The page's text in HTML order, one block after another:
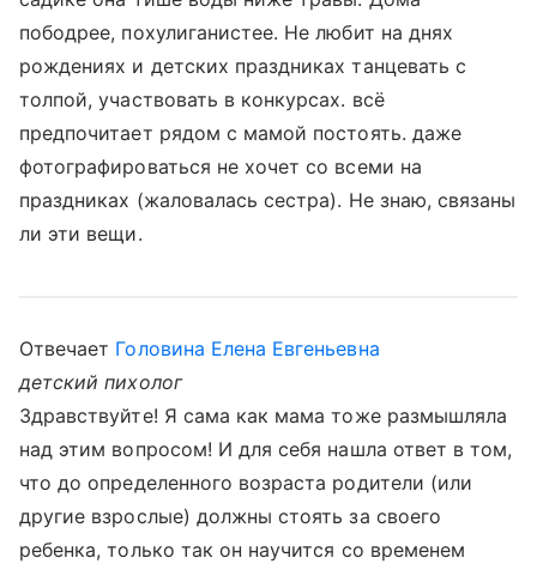
пободрее, похулиганистее. Не любит на днях
рождениях и детских праздниках танцевать с
толпой, участвовать в конкурсах. всё
предпочитает рядом с мамой постоять. даже
фотографироваться не хочет со всеми на
праздниках (жаловалась сестра). Не знаю, связаны
ли эти вещи.
Отвечает Головина Елена Евгеньевна
детский пихолог
Здравствуйте! Я сама как мама тоже размышляла
над этим вопросом! И для себя нашла ответ в том,
что до определенного возраста родители (или
другие взрослые) должны стоять за своего
ребенка, только так он научится со временем